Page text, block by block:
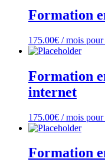
Formation
175.00€ / mois
Formation
internet
175.00€ / mois
Formation